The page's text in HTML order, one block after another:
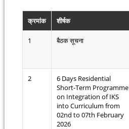
क्रमांक शीर्षक
1 बैठक सूचना
2
6 Days Residential
Short-Term Programme
on Integration of IKS
into Curriculum from
02nd to 07th February
2026